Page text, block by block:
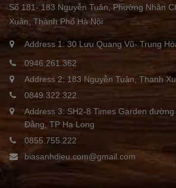
Số 181- 183 Nguyễn Tuân, Phường Nhân
Xuân, Thành Phố Hà Nội
Address 1: 30 Lưu Quang Vũ- Trung
0946.261.362
Address 2: 183 Nguyễn Tuân, Thanh
0849.322.322
Address 3: SH2-8 Times Garden
Đằng, TP Hạ Long
0855.755.222
biasanhdieu.com@gmail.com